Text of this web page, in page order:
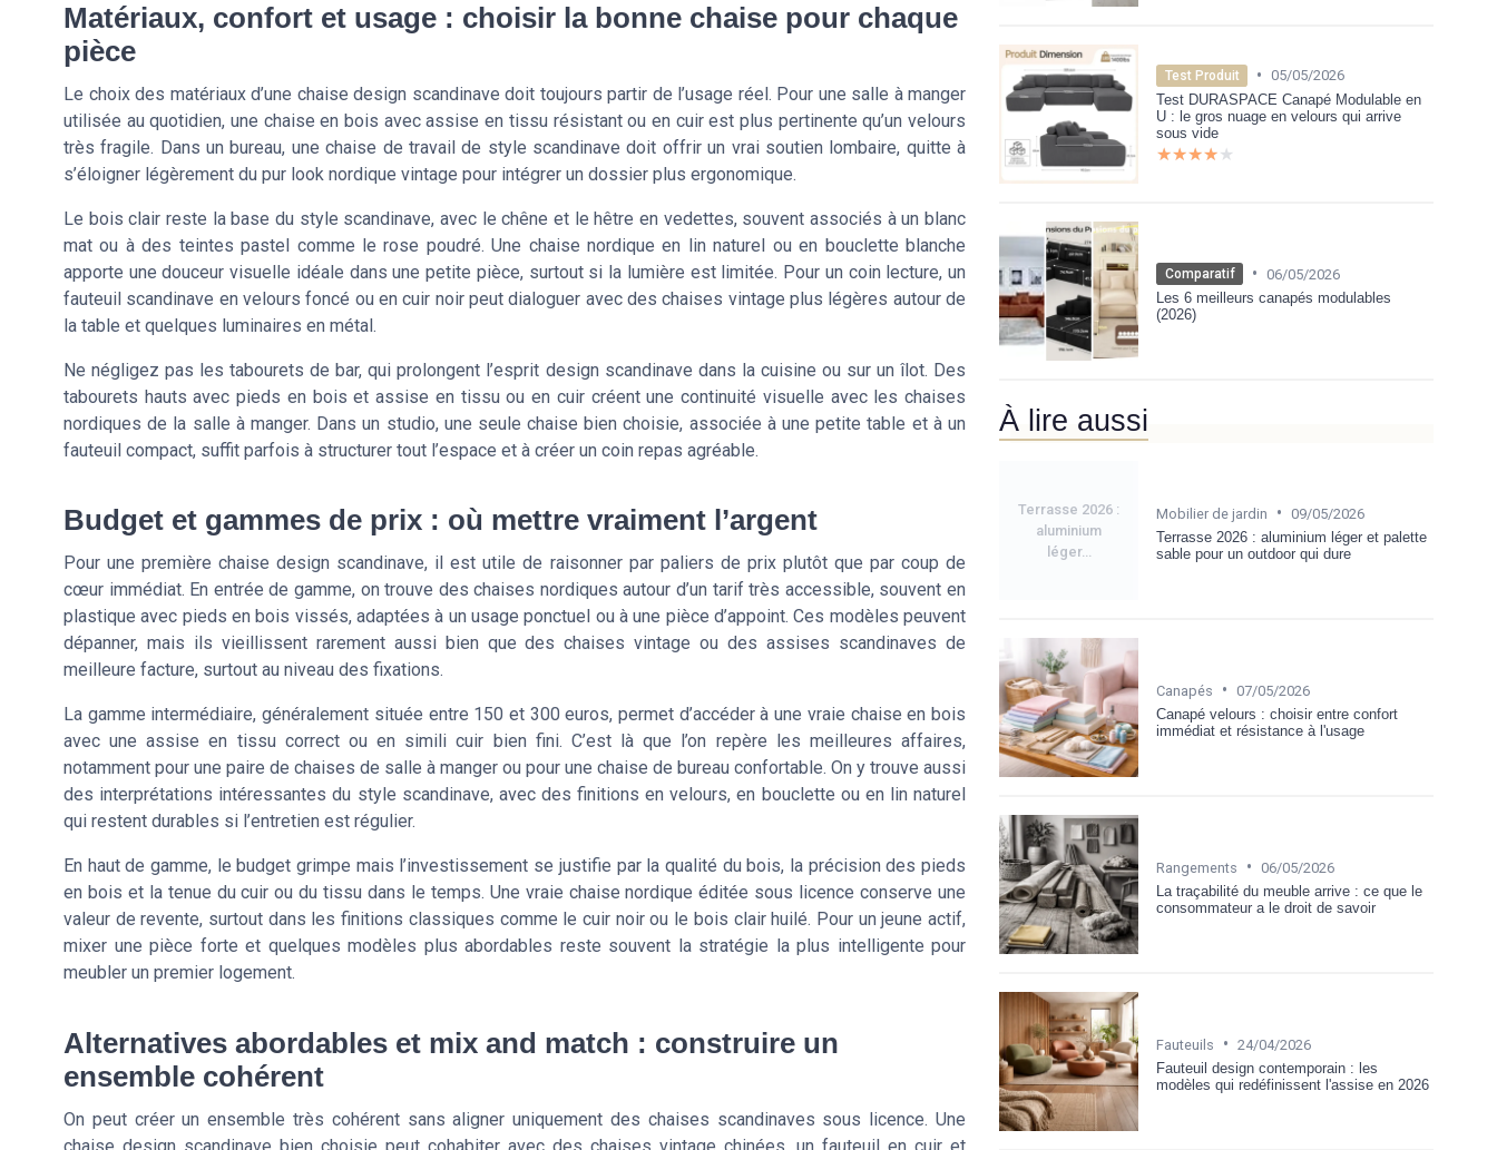
Matériaux, confort et usage : choisir la bonne chaise pour chaque
pièce
Le choix des matériaux d’une chaise design scandinave doit toujours partir de l’usage réel. Pour une salle à manger
utilisée au quotidien, une chaise en bois avec assise en tissu résistant ou en cuir est plus pertinente qu’un velours
très fragile. Dans un bureau, une chaise de travail de style scandinave doit offrir un vrai soutien lombaire, quitte à
s’éloigner légèrement du pur look nordique vintage pour intégrer un dossier plus ergonomique.
Le bois clair reste la base du style scandinave, avec le chêne et le hêtre en vedettes, souvent associés à un blanc
mat ou à des teintes pastel comme le rose poudré. Une chaise nordique en lin naturel ou en bouclette blanche
apporte une douceur visuelle idéale dans une petite pièce, surtout si la lumière est limitée. Pour un coin lecture, un
fauteuil scandinave en velours foncé ou en cuir noir peut dialoguer avec des chaises vintage plus légères autour de
la table et quelques luminaires en métal.
Ne négligez pas les tabourets de bar, qui prolongent l’esprit design scandinave dans la cuisine ou sur un îlot. Des
tabourets hauts avec pieds en bois et assise en tissu ou en cuir créent une continuité visuelle avec les chaises
nordiques de la salle à manger. Dans un studio, une seule chaise bien choisie, associée à une petite table et à un
fauteuil compact, suffit parfois à structurer tout l’espace et à créer un coin repas agréable.
Budget et gammes de prix : où mettre vraiment l’argent
Pour une première chaise design scandinave, il est utile de raisonner par paliers de prix plutôt que par coup de
cœur immédiat. En entrée de gamme, on trouve des chaises nordiques autour d’un tarif très accessible, souvent en
plastique avec pieds en bois vissés, adaptées à un usage ponctuel ou à une pièce d’appoint. Ces modèles peuvent
dépanner, mais ils vieillissent rarement aussi bien que des chaises vintage ou des assises scandinaves de
meilleure facture, surtout au niveau des fixations.
La gamme intermédiaire, généralement située entre 150 et 300 euros, permet d’accéder à une vraie chaise en bois
avec une assise en tissu correct ou en simili cuir bien fini. C’est là que l’on repère les meilleures affaires,
notamment pour une paire de chaises de salle à manger ou pour une chaise de bureau confortable. On y trouve aussi
des interprétations intéressantes du style scandinave, avec des finitions en velours, en bouclette ou en lin naturel
qui restent durables si l’entretien est régulier.
En haut de gamme, le budget grimpe mais l’investissement se justifie par la qualité du bois, la précision des pieds
en bois et la tenue du cuir ou du tissu dans le temps. Une vraie chaise nordique éditée sous licence conserve une
valeur de revente, surtout dans les finitions classiques comme le cuir noir ou le bois clair huilé. Pour un jeune actif,
mixer une pièce forte et quelques modèles plus abordables reste souvent la stratégie la plus intelligente pour
meubler un premier logement.
Alternatives abordables et mix and match : construire un
ensemble cohérent
On peut créer un ensemble très cohérent sans aligner uniquement des chaises scandinaves sous licence. Une
Test Produit • 05/05/2026
Test DURASPACE Canapé Modulable en
U : le gros nuage en velours qui arrive
sous vide
★★★★★
★★★★★
Comparatif • 06/05/2026
Les 6 meilleurs canapés modulables
(2026)
À lire aussi
Terrasse 2026 :
aluminium
léger...
Mobilier de jardin • 09/05/2026
Terrasse 2026 : aluminium léger et palette
sable pour un outdoor qui dure
Canapés • 07/05/2026
Canapé velours : choisir entre confort
immédiat et résistance à l'usage
Rangements • 06/05/2026
La traçabilité du meuble arrive : ce que le
consommateur a le droit de savoir
Fauteuils • 24/04/2026
Fauteuil design contemporain : les
modèles qui redéfinissent l'assise en 2026